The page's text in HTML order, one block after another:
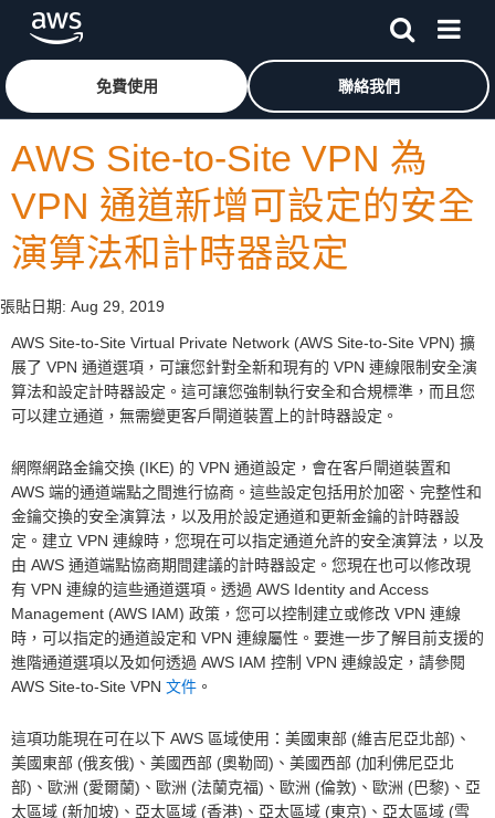
跳至主要內容按一下這裡可返回 Amazon Web Services 首頁
免費使用 聯絡我們
AWS Site-to-Site VPN 為
VPN 通道新增可設定的安全
演算法和計時器設定
張貼日期: Aug 29, 2019
AWS Site-to-Site Virtual Private Network (AWS Site-to-Site VPN) 擴
展了 VPN 通道選項，可讓您針對全新和現有的 VPN 連線限制安全演
算法和設定計時器設定。這可讓您強制執行安全和合規標準，而且您
可以建立通道，無需變更客戶閘道裝置上的計時器設定。
網際網路金鑰交換 (IKE) 的 VPN 通道設定，會在客戶閘道裝置和
AWS 端的通道端點之間進行協商。這些設定包括用於加密、完整性和
金鑰交換的安全演算法，以及用於設定通道和更新金鑰的計時器設
定。建立 VPN 連線時，您現在可以指定通道允許的安全演算法，以及
由 AWS 通道端點協商期間建議的計時器設定。您現在也可以修改現
有 VPN 連線的這些通道選項。透過 AWS Identity and Access
Management (AWS IAM) 政策，您可以控制建立或修改 VPN 連線
時，可以指定的通道設定和 VPN 連線屬性。要進一步了解目前支援的
進階通道選項以及如何透過 AWS IAM 控制 VPN 連線設定，請參閱
AWS Site-to-Site VPN 文件 。
這項功能現在可在以下 AWS 區域使用：美國東部 (維吉尼亞北部)、
美國東部 (俄亥俄)、美國西部 (奧勒岡)、美國西部 (加利佛尼亞北
部)、歐洲 (愛爾蘭)、歐洲 (法蘭克福)、歐洲 (倫敦)、歐洲 (巴黎)、亞
太區域 (新加坡)、亞太區域 (香港)、亞太區域 (東京)、亞太區域 (雪